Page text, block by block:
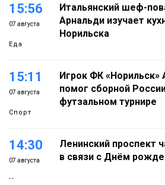
15:56
07 августа
Еда
Итальянский шеф-
Арнальди изучает
Норильска
15:11
07 августа
Спорт
Игрок ФК
помог сборной
футзальном турнире
14:30
07 августа
Новости
Ленинский проспект
в связи с Днём